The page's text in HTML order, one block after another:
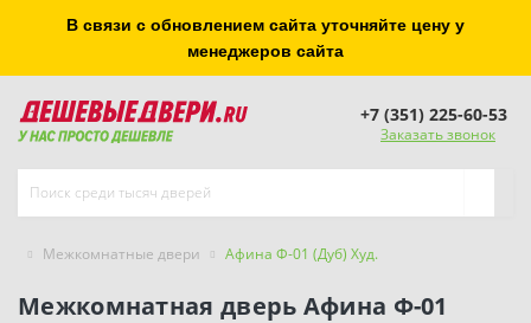
В связи с обновлением сайта уточняйте цену у
менеджеров сайта
+7 (351) 225-60-53
Заказать звонок
Межкомнатные двери Афина Ф-01 (Дуб) Худ.
Межкомнатная дверь Афина Ф-01